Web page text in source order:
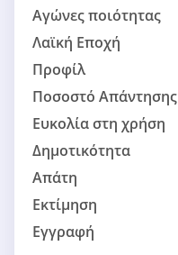
Αγώνες ποιότητας
Λαϊκή Εποχή
Προφίλ
Ποσοστό Απάντησης
Ευκολία στη χρήση
Δημοτικότητα
Απάτη
Εκτίμηση
Εγγραφή